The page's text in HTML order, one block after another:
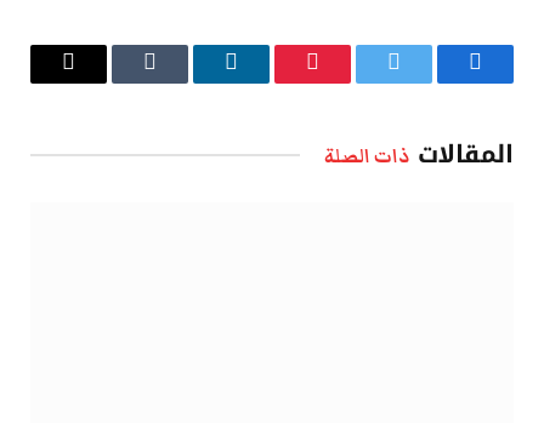
فيسبوك تويتر بينتيريستلينكدإن Tumblr
البريد
المقالات ذات الصلة